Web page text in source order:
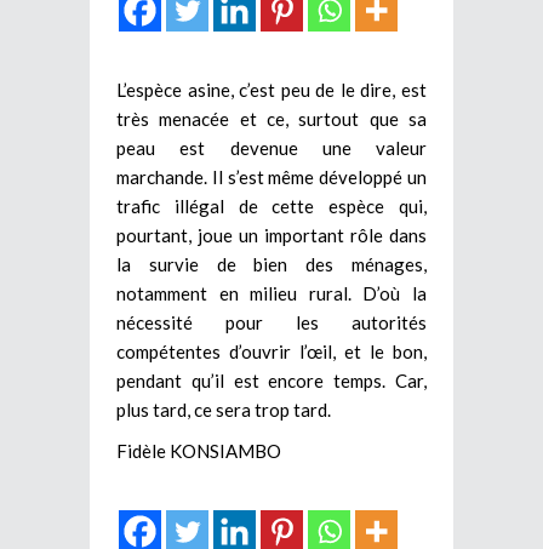
L’espèce asine, c’est peu de le dire, est
très menacée et ce, surtout que sa
peau est devenue une valeur
marchande. Il s’est même développé un
trafic illégal de cette espèce qui,
pourtant, joue un important rôle dans
la survie de bien des ménages,
notamment en milieu rural. D’où la
nécessité pour les autorités
compétentes d’ouvrir l’œil, et le bon,
pendant qu’il est encore temps. Car,
plus tard, ce sera trop tard.
Fidèle KONSIAMBO